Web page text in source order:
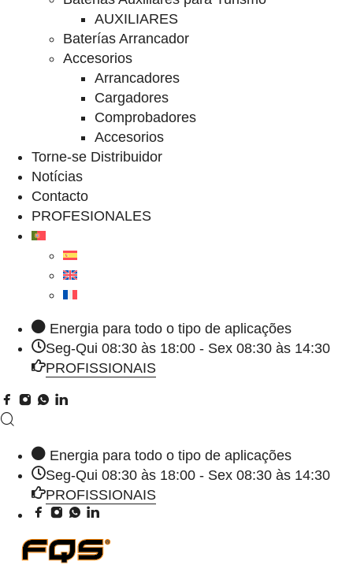
AUXILIARES
Baterías Arrancador
Accesorios
Arrancadores
Cargadores
Comprobadores
Accesorios
Torne-se Distribuidor
Notícias
Contacto
PROFESIONALES
Energia para todo o tipo de aplicações
Seg-Qui 08:30 às 18:00 - Sex 08:30 às 14:30
PROFISSIONAIS
Energia para todo o tipo de aplicações
Seg-Qui 08:30 às 18:00 - Sex 08:30 às 14:30
PROFISSIONAIS